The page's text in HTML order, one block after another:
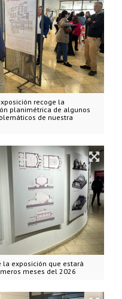
recoge la
planimétrica de algunos
de nuestra
la exposición que estará
meses del 2026